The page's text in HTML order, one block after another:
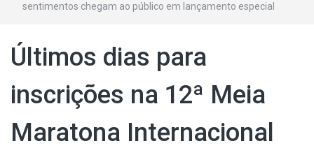
sentimentos chegam ao público em lançamento especial
Últimos dias para
inscrições na 12ª Meia
Maratona Internacional